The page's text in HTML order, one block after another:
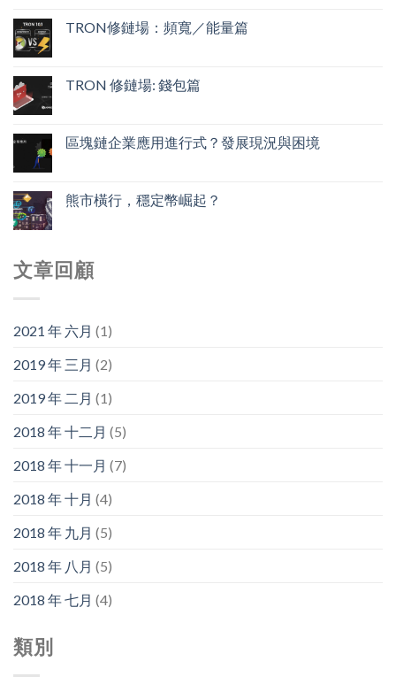
TRON修鏈場：頻寬／能量篇
TRON 修鏈場: 錢包篇
區塊鏈企業應用進行式？發展現況與困境
熊市橫行，穩定幣崛起？
文章回顧
2021 年 六月 (1)
2019 年 三月 (2)
2019 年 二月 (1)
2018 年 十二月 (5)
2018 年 十一月 (7)
2018 年 十月 (4)
2018 年 九月 (5)
2018 年 八月 (5)
2018 年 七月 (4)
類別